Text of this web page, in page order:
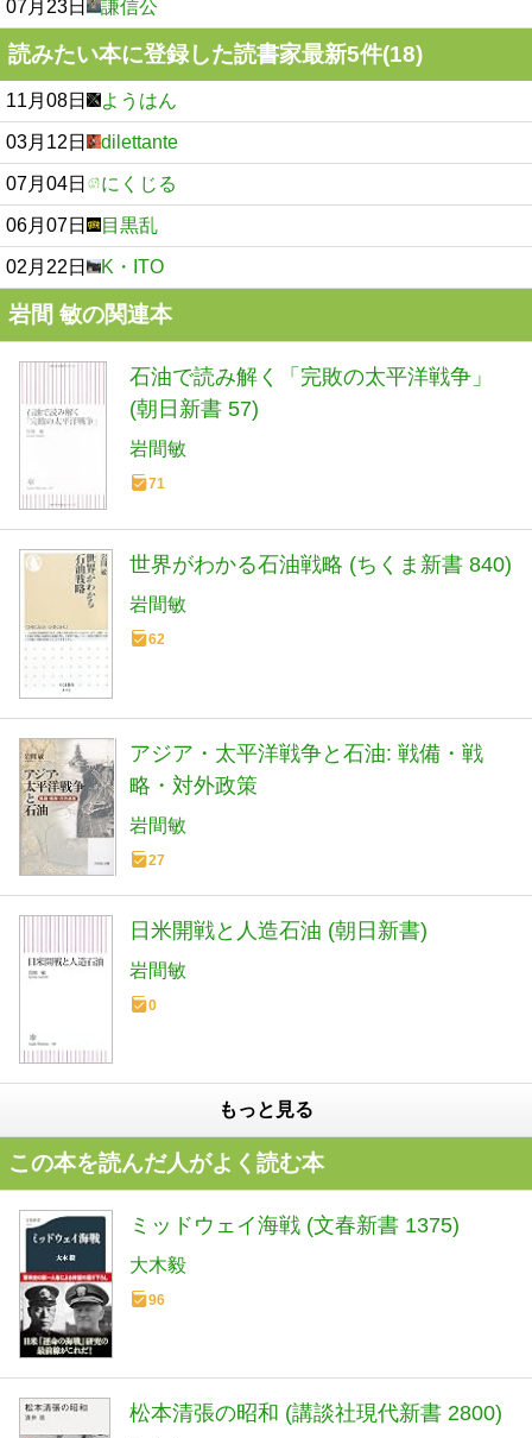
07月23日 謙信公
読みたい本に登録した読書家最新5件(18)
11月08日 ようはん
03月12日 dilettante
07月04日 にくじる
06月07日 目黒乱
02月22日 K・ITO
岩間 敏の関連本
石油で読み解く「完敗の太平洋戦争」
(朝日新書 57)
岩間敏
71
世界がわかる石油戦略 (ちくま新書 840)
岩間敏
62
アジア・太平洋戦争と石油: 戦備・戦
略・対外政策
岩間敏
27
日米開戦と人造石油 (朝日新書)
岩間敏
0
もっと見る
この本を読んだ人がよく読む本
ミッドウェイ海戦 (文春新書 1375)
大木毅
96
松本清張の昭和 (講談社現代新書 2800)